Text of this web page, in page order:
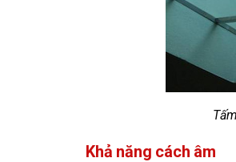
Khả năng cách âm